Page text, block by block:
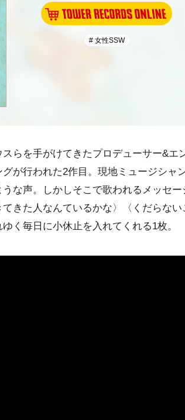
# 女性SSW
らを手がけてきたプロデューサー&エ
が行われた2作目。現地ミュージシャ
な声。しかしそこで歌われるメッセー
きた人なんているかな〉〈くだらない
く毎日に小休止を入れてくれる1枚。